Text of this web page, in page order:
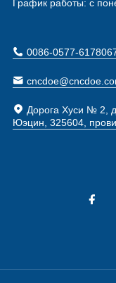
График работы: с
0086-0577-
Дорога Хуси № 2,
Юэцин, 325604,